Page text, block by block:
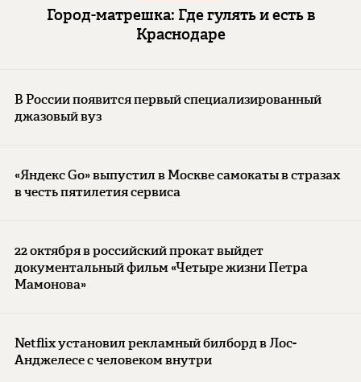
Город-матрешка: Где гулять и есть в
Краснодаре
В России появится первый специализированный
джазовый вуз
«Яндекс Go» выпустил в Москве самокаты в стразах
в честь пятилетия сервиса
22 октября в российский прокат выйдет
документальный фильм «Четыре жизни Петра
Мамонова»
Netflix установил рекламный билборд в Лос-
Анджелесе с человеком внутри